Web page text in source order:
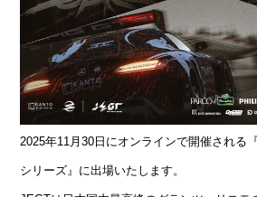
2025年11月30日にオンラインで開催される
シリーズ』に出場いたします。